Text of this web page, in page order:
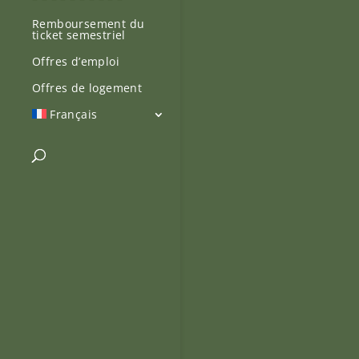
Remboursement du
ticket semestriel
Offres d’emploi
Offres de logement
Français